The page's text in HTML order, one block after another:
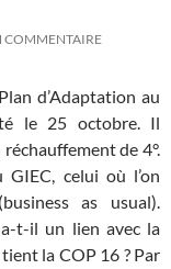
COMMENTAIRE
d’Adaptation au
le 25 octobre. Il
de 4°.
celui où l’on
as usual).
t-il un lien avec la
la COP 16 ? Par